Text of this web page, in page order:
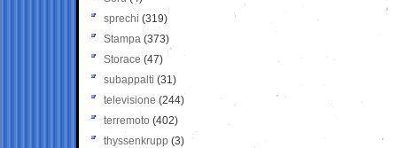
sprechi (319)
Stampa (373)
Storace (47)
subappalti (31)
televisione(244)
terremoto (402)
thyssenkrupp (3)